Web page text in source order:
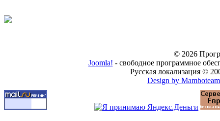
© 2026
Joomla! - свободное программное
Русская локализация ©
Design by